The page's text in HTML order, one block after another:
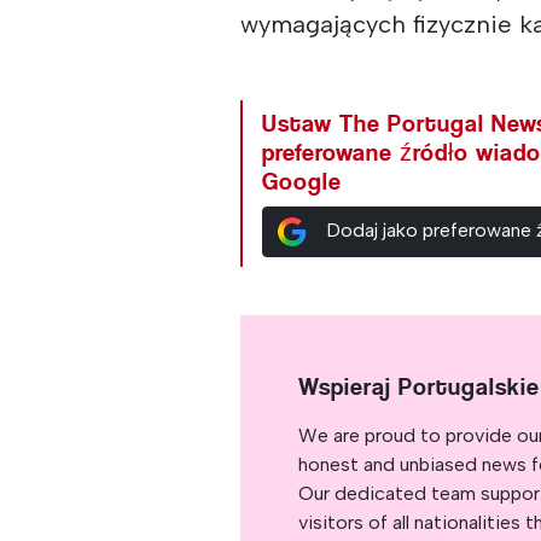
wymagających fizycznie
Ustaw The Portugal
preferowane źródło
Google
Dodaj jako preferowane
Wspieraj
We are proud to provide
honest and unbiased news
Our dedicated team
visitors of all nationalities